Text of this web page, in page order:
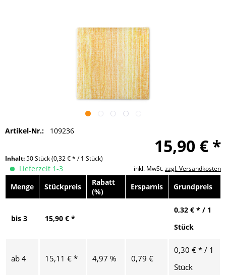
Artikel-Nr.: 109236
15,90 € *
Inhalt:50 Stück(0,32 € * / 1 Stück)
inkl. MwSt.zzgl. Versandkosten
Lieferzeit 1-3
Menge
Stückpreis
Rabatt
(%)
Ersparnis Grundpreis
bis 3 15,90 € *
0,32 € * / 1
Stück
ab 4 15,11 € * 4,97 % 0,79 €
0,30 € * / 1
Stück